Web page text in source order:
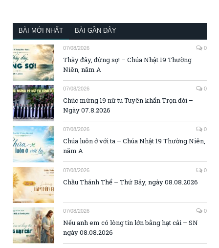
BÀI MỚI NHẤT BÀI GẦN ĐÂY
07/08/2026 0
Thầy đây, đừng sợ! – Chúa Nhật 19 Thường
Niên, năm A
07/08/2026 0
Chúc mừng 19 nữ tu Tuyên khấn Trọn đời –
Ngày 07.8.2026
07/08/2026 0
Chúa luôn ở với ta – Chúa Nhật 19 Thường Niên,
năm A
07/08/2026 0
Chầu Thánh Thể – Thứ Bảy, ngày 08.08.2026
07/08/2026 0
Nếu anh em có lòng tin lớn bằng hạt cải – SN
ngày 08.08.2026